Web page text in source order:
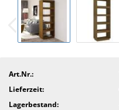
Art.Nr.:
Lieferzeit:
Lagerbestand: